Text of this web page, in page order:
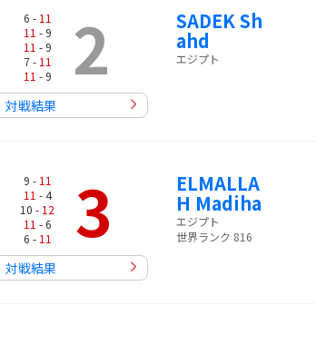
6 - 11
11 - 9
11 - 9
7 - 11
11 - 9 2
対戦結果
SADEK Sh
ahd
エジプト
9 - 11
11 - 4
10 - 12
11 - 6
6 - 11 3
対戦結果
ELMALLA
H Madiha
エジプト
世界ランク 816